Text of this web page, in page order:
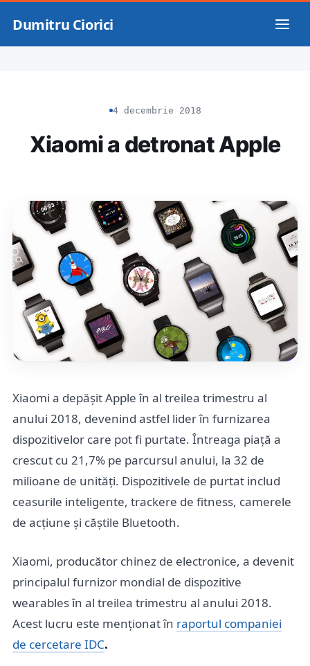
Dumitru Ciorici
4 decembrie 2018
Xiaomi a detronat Apple
Xiaomi a depășit Apple în al treilea trimestru al
anului 2018, devenind astfel lider în furnizarea
dispozitivelor care pot fi purtate. Întreaga piață a
crescut cu 21,7% pe parcursul anului, la 32 de
milioane de unități. Dispozitivele de purtat includ
ceasurile inteligente, trackere de fitness, camerele
de acțiune și căștile Bluetooth.
Xiaomi, producător chinez de electronice, a devenit
principalul furnizor mondial de dispozitive
wearables în al treilea trimestru al anului 2018.
Acest lucru este menționat în raportul companiei
de cercetare IDC.